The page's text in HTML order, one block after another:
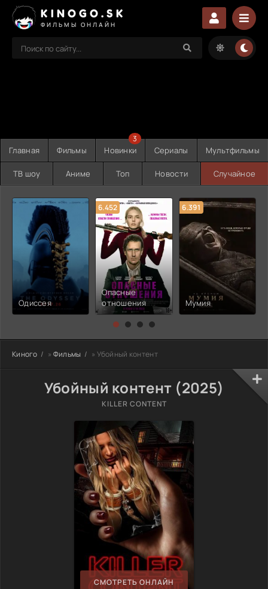
KINOGO.SK
ФИЛЬМЫ ОНЛАЙН
Главная Фильмы Новинки
3
Сериалы Мультфильмы
ТВ шоу Аниме Топ Новости Случайное
Одиссея
6.452
Опасные
отношения
6.391
Мумия
Киного » Фильмы » Убойный контент
Убойный контент (2025)
KILLER CONTENT
СМОТРЕТЬ ОНЛАЙН